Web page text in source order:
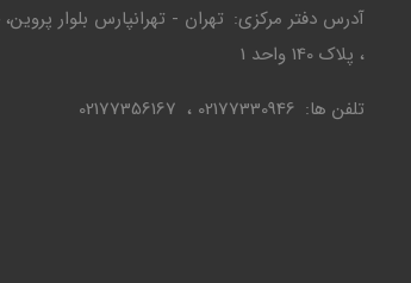
آدرس دفتر مرکزی
، پلاک 140 واحد 1
تلفن ها
02177330946
02177356167